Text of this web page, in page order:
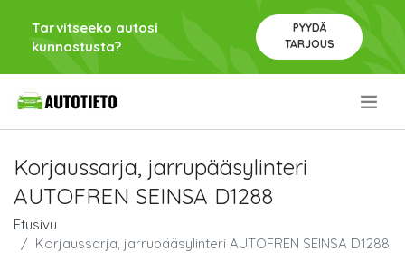
Tarvitseeko autosi
kunnostusta?
PYYDÄ
TARJOUS
Korjaussarja, jarrupääsylinteri
AUTOFREN SEINSA D1288
Etusivu
Korjaussarja, jarrupääsylinteri AUTOFREN SEINSA D1288